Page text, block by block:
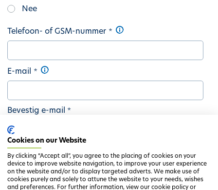
Nee
Telefoon- of GSM-nummer
E-mail
Bevestig e-mail
Next
Cookies on our Website
By clicking “Accept all”, you agree to the placing of cookies on your
device to improve website navigation, to improve your user experience
on the website and/or to display targeted adverts. We make use of
cookies purely and solely to attune the website to your needs, wishes
and preferences. For further information, view our cookie policy or